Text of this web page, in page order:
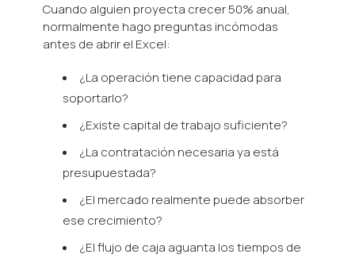
Cuando alguien proyecta crecer 50% anual,
normalmente hago preguntas incómodas
antes de abrir el Excel:
¿La operación tiene capacidad para
soportarlo?
¿Existe capital de trabajo suficiente?
¿La contratación necesaria ya está
presupuestada?
¿El mercado realmente puede absorber
ese crecimiento?
¿El flujo de caja aguanta los tiempos de